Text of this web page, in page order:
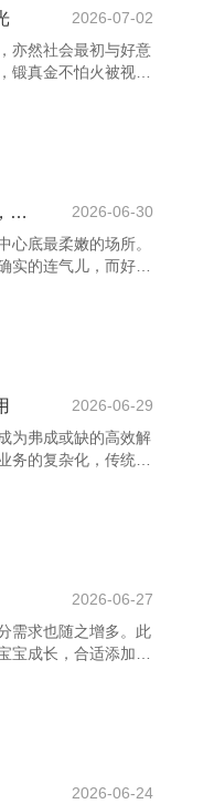
告成”亦然许多孩子
时，这句话能让他们
，但坚合手下去，就
2026-07-02
亦然社会最初与好意
锻真金不怕火被视为
启迪机灵的引路东谈
师，终生为父”的古
领者。他们用机灵点
长。因此，尊重教
种谈德条款，更是鼓
最颤动东谈主心的时势案牍，以内。
2026-06-30
心底最柔嫩的场所。
实的连气儿，而好的
识。 “你是我半夜
句话，大略凡俗，
地的猖厥，而是无
分，我学会了矍
。”这是一段情谊中
2026-06-29
为弗成或缺的高效解
务的复杂化，传统的
解决的需求。而财务
匡助企业擢升财务解
统还能对财务数据进
准确的财务信息，便
财务软件具备简易
2026-06-27
需求也随之增多。此
宝成长，合适添加辅
发育。 最初，提议
等，不雅察宝宝是否
助于宝宝肠谈健康；
2026-06-24